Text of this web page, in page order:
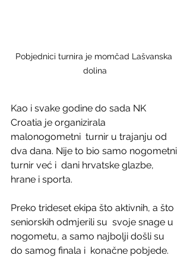
Pobjednici turnira je momčad Lašvanska
dolina
Kao i svake godine do sada NK
Croatia je organizirala
malonogometni  turnir u trajanju od
dva dana. Nije to bio samo nogometni
turnir već i  dani hrvatske glazbe,
hrane i sporta.
Preko trideset ekipa što aktivnih, a što
seniorskih odmjerili su  svoje snage u
nogometu, a samo najbolji došli su
do samog finala i  konačne pobjede.